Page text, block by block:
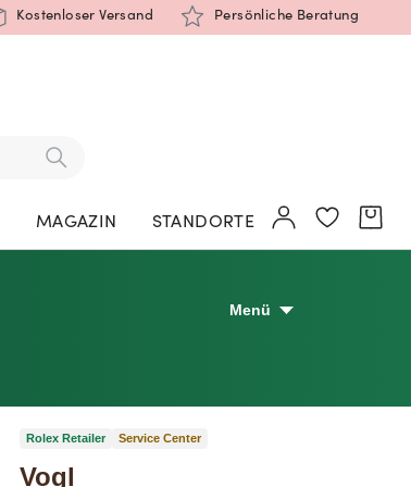
Kostenloser Versand Persönliche Beratung
MAGAZIN STANDORTE
Menü
Rolex Retailer Service Center
Vogl